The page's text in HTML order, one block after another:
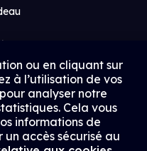
film
ou en cliquant sur
à l’utilisation de vos
analyser notre
Cela vous
informations de
accès sécurisé au